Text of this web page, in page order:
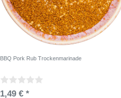
BBQ Pork Rub Trockenmarinade
1,49 € *